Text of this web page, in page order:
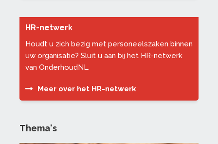
HR-netwerk
Houdt u zich bezig met personeelszaken binnen
uw organisatie? Sluit u aan bij het HR-netwerk
van OnderhoudNL.
Meer over het HR-netwerk
Thema's